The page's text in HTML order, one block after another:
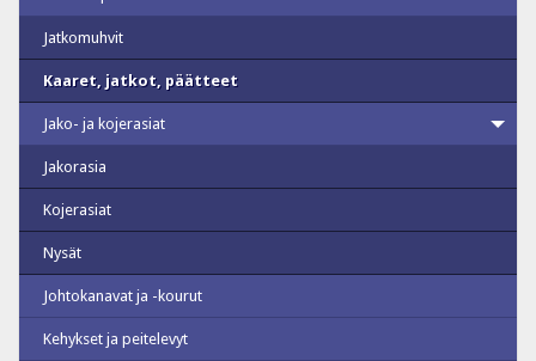
Jatkomuhvit
Kaaret, jatkot, päätteet
Jako- ja kojerasiat
Jakorasia
Kojerasiat
Nysät
Johtokanavat ja -kourut
Kehykset ja peitelevyt